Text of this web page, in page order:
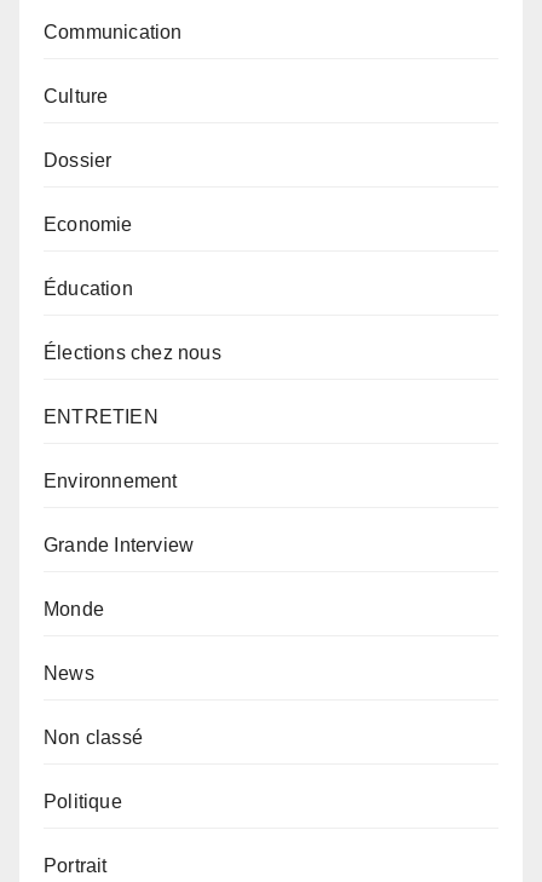
Communication
Culture
Dossier
Economie
Éducation
Élections chez nous
ENTRETIEN
Environnement
Grande Interview
Monde
News
Non classé
Politique
Portrait